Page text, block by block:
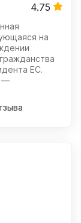
4.75
на
ЕС.
—